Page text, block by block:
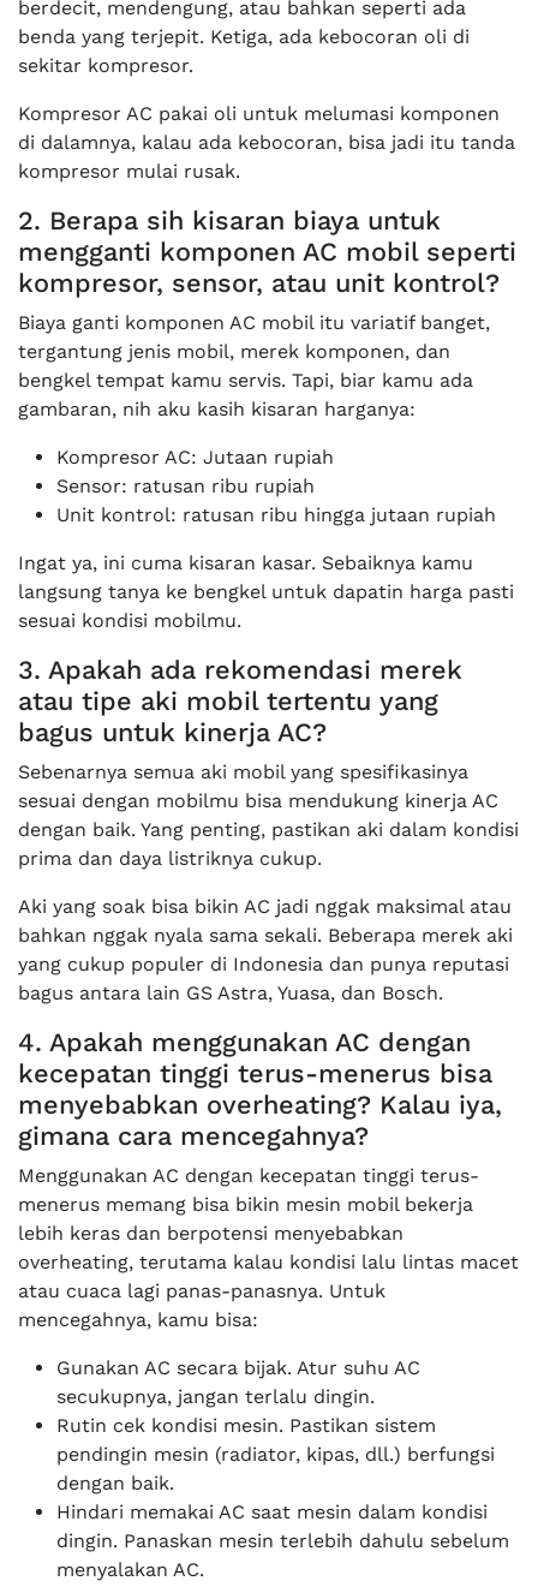
berdecit, mendengung, atau bahkan seperti ada
benda yang terjepit. Ketiga, ada kebocoran oli di
sekitar kompresor.
Kompresor AC pakai oli untuk melumasi komponen
di dalamnya, kalau ada kebocoran, bisa jadi itu tanda
kompresor mulai rusak.
2. Berapa sih kisaran biaya untuk
mengganti komponen AC mobil seperti
kompresor, sensor, atau unit kontrol?
Biaya ganti komponen AC mobil itu variatif banget,
tergantung jenis mobil, merek komponen, dan
bengkel tempat kamu servis. Tapi, biar kamu ada
gambaran, nih aku kasih kisaran harganya:
Kompresor AC: Jutaan rupiah
Sensor: ratusan ribu rupiah
Unit kontrol: ratusan ribu hingga jutaan rupiah
Ingat ya, ini cuma kisaran kasar. Sebaiknya kamu
langsung tanya ke bengkel untuk dapatin harga pasti
sesuai kondisi mobilmu.
3. Apakah ada rekomendasi merek
atau tipe aki mobil tertentu yang
bagus untuk kinerja AC?
Sebenarnya semua aki mobil yang spesifikasinya
sesuai dengan mobilmu bisa mendukung kinerja AC
dengan baik. Yang penting, pastikan aki dalam kondisi
prima dan daya listriknya cukup.
Aki yang soak bisa bikin AC jadi nggak maksimal atau
bahkan nggak nyala sama sekali. Beberapa merek aki
yang cukup populer di Indonesia dan punya reputasi
bagus antara lain GS Astra, Yuasa, dan Bosch.
4. Apakah menggunakan AC dengan
kecepatan tinggi terus-menerus bisa
menyebabkan overheating? Kalau iya,
gimana cara mencegahnya?
Menggunakan AC dengan kecepatan tinggi terus-
menerus memang bisa bikin mesin mobil bekerja
lebih keras dan berpotensi menyebabkan
overheating, terutama kalau kondisi lalu lintas macet
atau cuaca lagi panas-panasnya. Untuk
mencegahnya, kamu bisa:
Gunakan AC secara bijak. Atur suhu AC
secukupnya, jangan terlalu dingin.
Rutin cek kondisi mesin. Pastikan sistem
pendingin mesin (radiator, kipas, dll.) berfungsi
dengan baik.
Hindari memakai AC saat mesin dalam kondisi
dingin. Panaskan mesin terlebih dahulu sebelum
menyalakan AC.